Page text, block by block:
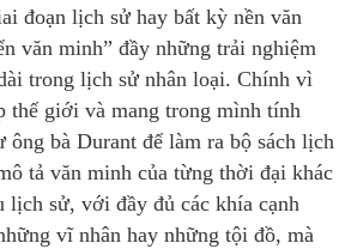
đoạn lịch sử hay bất kỳ nền văn
văn minh” đầy những trải nghiệm
trong lịch sử nhân loại. Chính vì
thế giới và mang trong mình tính
bà Durant để làm ra bộ sách lịch
tả văn minh của từng thời đại khác
lịch sử, với đầy đủ các khía cạnh
vĩ nhân hay những tội đồ, mà